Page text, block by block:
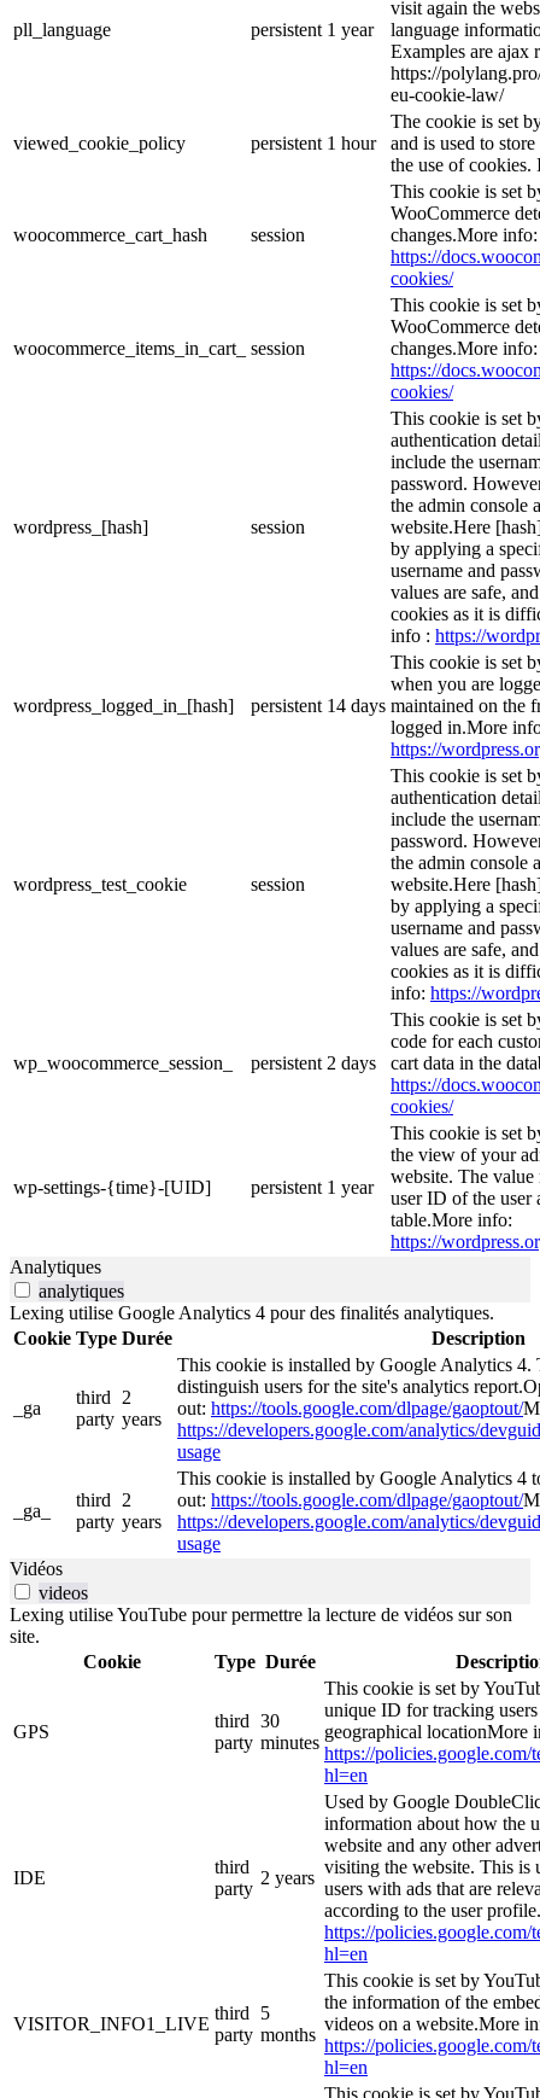
pll_language persistent 1 year
visit again the
language
Examples are ajax
https://
eu-cookie-law/
viewed_cookie_policy persistent 1 hour
The cookie is set
and is used to
the use of cookies.
woocommerce_cart_hash session
This cookie is set
WooCommerce
changes.More info:
https://
cookies/
woocommerce_items_in_cart_ session
This cookie is set
WooCommerce
changes.More info:
https://
cookies/
wordpress_[hash] session
This cookie is set
authentication
include the
password.
the admin console
website.Here
by applying a
username and
values are safe,
cookies as it is
info : https://
wordpress_logged_in_[hash] persistent 14 days
This cookie is set
when you are
maintained on the
logged in.More
https://
wordpress_test_cookie session
This cookie is set
authentication
include the
password.
the admin console
website.Here
by applying a
username and
values are safe,
cookies as it is
info: https://
wp_woocommerce_session_ persistent 2 days
This cookie is set
code for each
cart data in the
https://
cookies/
wp-settings-{time}-[UID] persistent 1 year
This cookie is set
the view of your
website. The
user ID of the user
table.More info:
https://
Analytiques
analytiques
Lexing utilise Google Analytics 4 pour des finalités analytiques.
Cookie Type Durée Description
_ga
third
party
2
years
This cookie is installed by Google Analytics 4.
distinguish users for the site's analytics
out: https://tools.google.com/dlpage/gaoptout/
https://developers.google.com/analytics/
usage
_ga_
third
party
2
years
This cookie is installed by Google Analytics 4
out: https://tools.google.com/dlpage/gaoptout/
https://developers.google.com/analytics/
usage
Vidéos
videos
Lexing utilise YouTube pour permettre la lecture de vidéos sur son
site.
Cookie
Type Durée
GPS
third
party
30
minutes
This cookie is set by
unique ID for tracking
geographical locationMore
https://policies.google.com/
hl=en
IDE
third
party
2 years
Used by Google
information about how the
website and any other
visiting the website. This is
users with ads that are
according to the user
https://policies.google.com/
hl=en
VISITOR_INFO1_LIVE
third
party
5
months
This cookie is set by
the information of the
videos on a website.More
https://policies.google.com/
hl=en